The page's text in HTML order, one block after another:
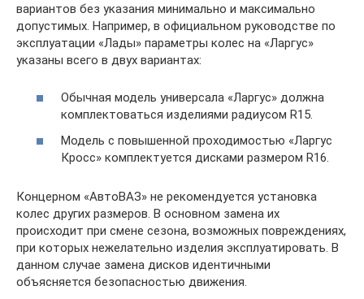
вариантов без указания минимально и максимально
допустимых. Например, в официальном руководстве по
эксплуатации «Лады» параметры колес на «Ларгус»
указаны всего в двух вариантах:
Обычная модель универсала «Ларгус» должна
комплектоваться изделиями радиусом R15.
Модель с повышенной проходимостью «Ларгус
Кросс» комплектуется дисками размером R16.
Концерном «АвтоВАЗ» не рекомендуется установка
колес других размеров. В основном замена их
происходит при смене сезона, возможных повреждениях,
при которых нежелательно изделия эксплуатировать. В
данном случае замена дисков идентичными
объясняется безопасностью движения.